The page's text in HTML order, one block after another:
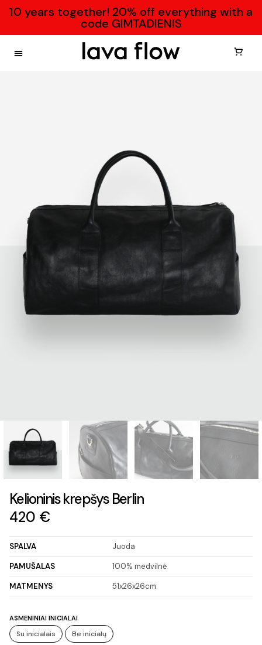
10 years together! 20% off everything with a
code GIMTADIENIS
Kelioninis krepšys Berlin
420 €
SPALVA
Juoda
PAMUŠALAS
100% medvilnė
MATMENYS
51x26x26cm
ASMENINIAI INICIALAI
Su inicialais Be inicialų